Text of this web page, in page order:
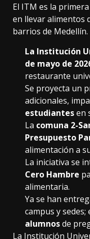
El ITM es la
en llevar alimentos
barrios de Medellín.
La Institución
de mayo de
restaurante
Se proyecta un
adicionales,
estudiantesen
La comuna 2-
Presupuesto
alimentación a
La iniciativa se
Cero Hambre
alimentaria.
Ya se han
campus y sedes;
alumnosde
La Institución